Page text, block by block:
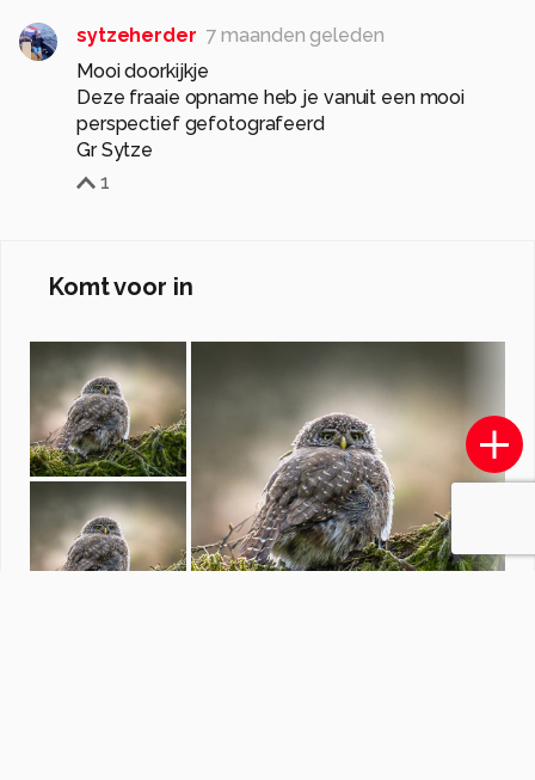
sytzeherder 7 maanden geleden
Mooi doorkijkje
Deze fraaie opname heb je vanuit een mooi
perspectief gefotografeerd
Gr Sytze
1
Komt voor in